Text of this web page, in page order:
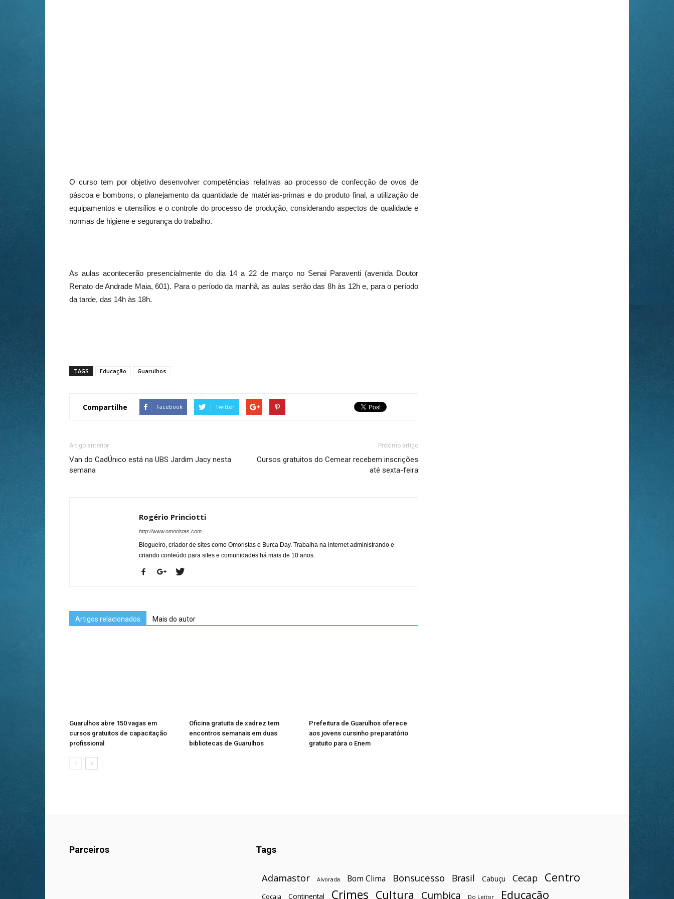
O curso tem por objetivo desenvolver competências relativas ao processo de confecção de ovos de
páscoa e bombons, o planejamento da quantidade de matérias-primas e do produto final, a utilização de
equipamentos e utensílios e o controle do processo de produção, considerando aspectos de qualidade e
normas de higiene e segurança do trabalho.
As aulas acontecerão presencialmente do dia 14 a 22 de março no Senai Paraventi (avenida Doutor
Renato de Andrade Maia, 601). Para o período da manhã, as aulas serão das 8h às 12h e, para o período
da tarde, das 14h às 18h.
TAGS Educação Guarulhos
Compartilhe Facebook Twitter
Artigo anterior
Van do CadÚnico está na UBS Jardim Jacy nesta
semana
Próximo artigo
Cursos gratuitos do Cemear recebem inscrições
até sexta-feira
Rogério Princiotti
http://www.omoristas.com
Blogueiro, criador de sites como Omoristas e Burca Day. Trabalha na internet administrando e
criando conteúdo para sites e comunidades há mais de 10 anos.
Artigos relacionados Mais do autor
Guarulhos abre 150 vagas em
cursos gratuitos de capacitação
profissional
Oficina gratuita de xadrez tem
encontros semanais em duas
bibliotecas de Guarulhos
Prefeitura de Guarulhos oferece
aos jovens cursinho preparatório
gratuito para o Enem
Parceiros Tags
Adamastor Alvorada Bom Clima Bonsucesso Brasil Cabuçu Cecap Centro
Cocaia Continental Crimes Cultura Cumbica Do Leitor Educação